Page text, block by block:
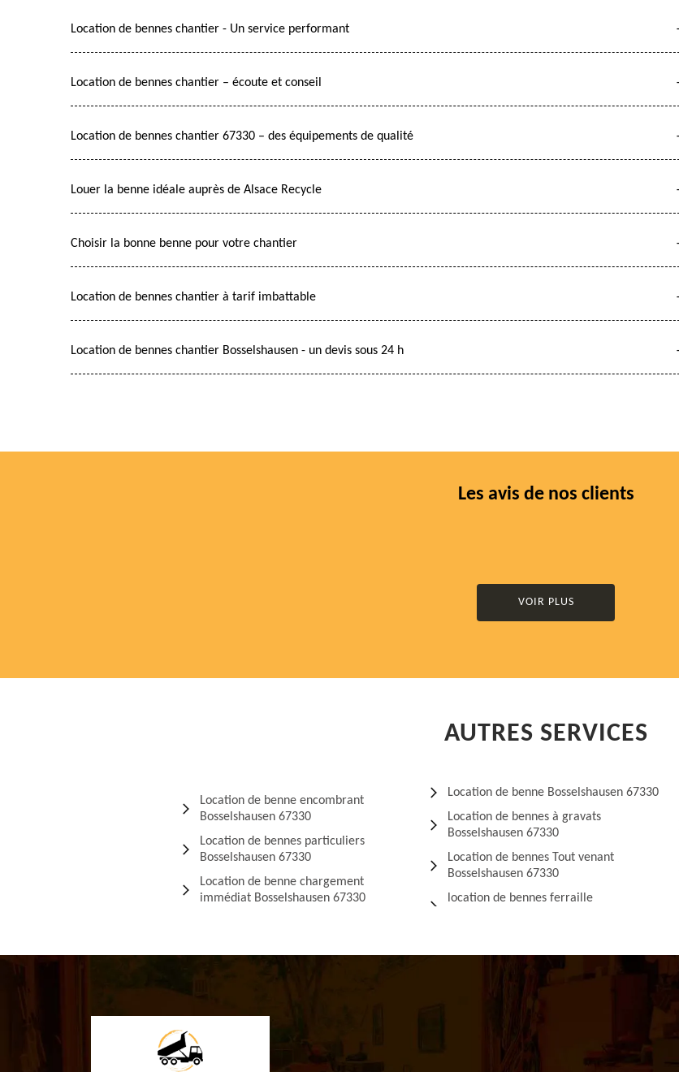
Location de bennes chantier - Un service performant
Location de bennes chantier – écoute et conseil
Location de bennes chantier 67330 – des équipements de qualité
Louer la benne idéale auprès de Alsace Recycle
Choisir la bonne benne pour votre chantier
Location de bennes chantier à tarif imbattable
Location de bennes chantier Bosselshausen - un devis sous 24 h
Les avis de nos clients
VOIR PLUS
AUTRES SERVICES
Location de benne encombrant
Bosselshausen 67330
Location de bennes particuliers
Bosselshausen 67330
Location de benne chargement
immédiat Bosselshausen 67330
Location de benne Bosselshausen 67330
Location de bennes à gravats
Bosselshausen 67330
Location de bennes Tout venant
Bosselshausen 67330
location de bennes ferraille